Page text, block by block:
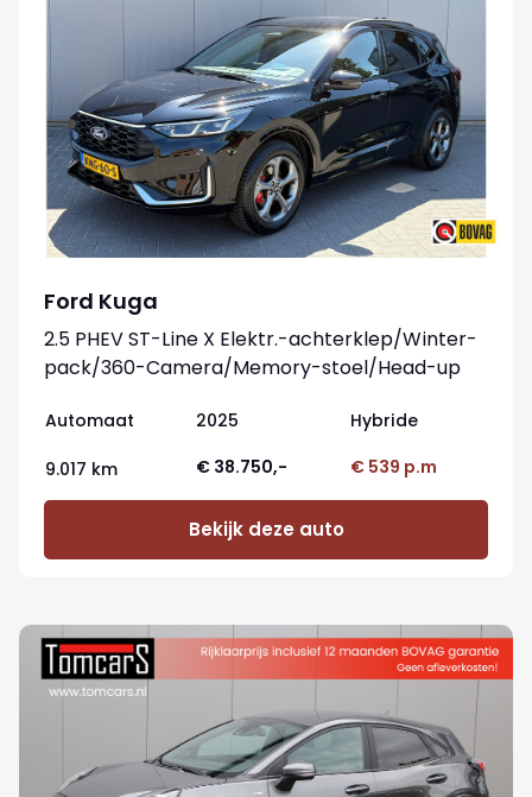
Ford Kuga
2.5 PHEV ST-Line X Elektr.-achterklep/Winter-
pack/360-Camera/Memory-stoel/Head-up
Automaat 2025 Hybride
9.017 km € 38.750,- € 539 p.m
Bekijk deze auto